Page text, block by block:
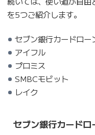
を5つご紹介します。
セブン銀行カードロー
アイフル
プロミス
SMBCモビット
レイク
セブン銀行カードロ